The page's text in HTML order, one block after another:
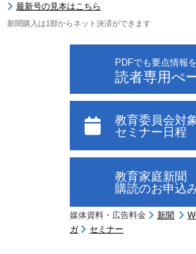
最新号の見本はこちら
新聞購入は1部からネット決済ができます
PDFでも要点情報
読者専用ぺ
教育委員会対
セミナー日程
教育家庭新聞
購読のお申込
媒体資料・広告料金 新聞
ガ
セミナー